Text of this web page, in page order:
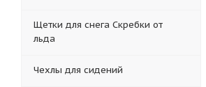
Щетки для снега Скребки от
льда
Чехлы для сидений